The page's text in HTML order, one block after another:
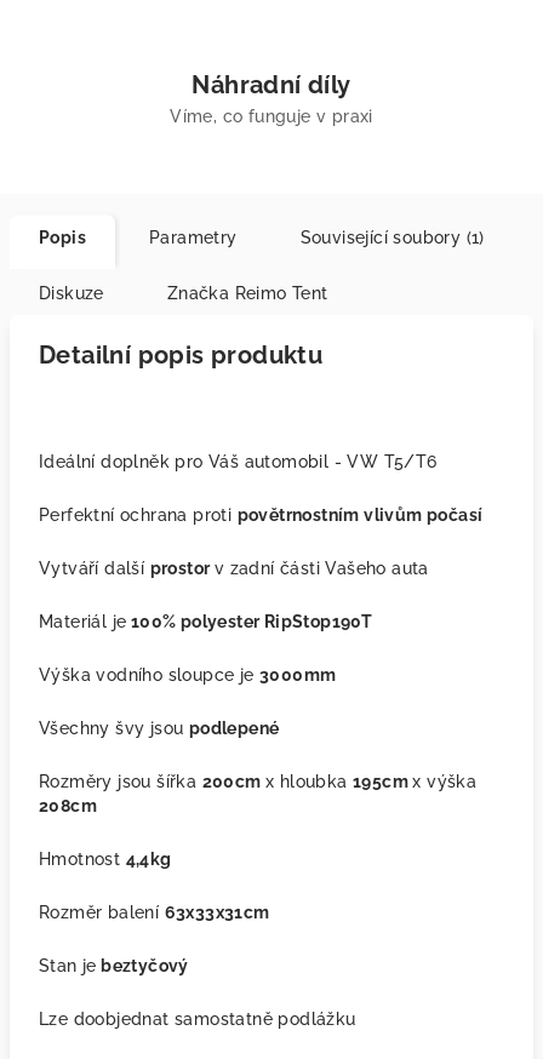
Náhradní díly
Víme, co funguje v praxi
Popis Parametry Související soubory (1)
Diskuze Značka Reimo Tent
Detailní popis produktu
Ideální doplněk pro Váš automobil - VW T5/T6
Perfektní ochrana proti povětrnostním vlivům počasí
Vytváří další prostorv zadní části Vašeho auta
Materiál je 100% polyester RipStop190T
Výška vodního sloupce je 3000mm
Všechny švy jsou podlepené
Rozměry jsou šířka 200cmx hloubka195cmx výška
208cm
Hmotnost 4,4kg
Rozměr balení 63x33x31cm
Stan je beztyčový
Lze doobjednat samostatně podlážku